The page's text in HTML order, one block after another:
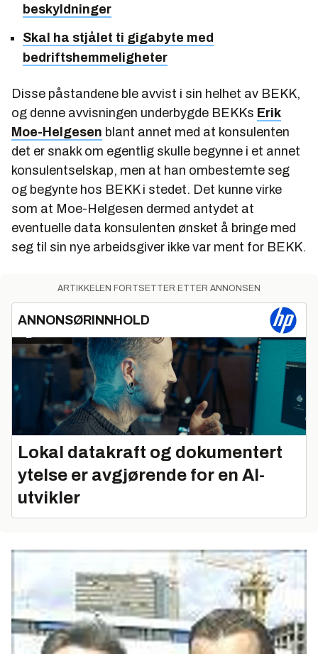
beskyldninger
Skal ha stjålet ti gigabyte med
bedriftshemmeligheter
Disse påstandene ble avvist i sin helhet av BEKK,
og denne avvisningen underbygde BEKKs Erik
Moe-Helgesen blant annet med at konsulenten
det er snakk om egentlig skulle begynne i et annet
konsulentselskap, men at han ombestemte seg
og begynte hos BEKK i stedet. Det kunne virke
som at Moe-Helgesen dermed antydet at
eventuelle data konsulenten ønsket å bringe med
seg til sin nye arbeidsgiver ikke var ment for BEKK.
ARTIKKELEN FORTSETTER ETTER ANNONSEN
ANNONSØRINNHOLD
Lokal datakraft og dokumentert
ytelse er avgjørende for en AI-
utvikler